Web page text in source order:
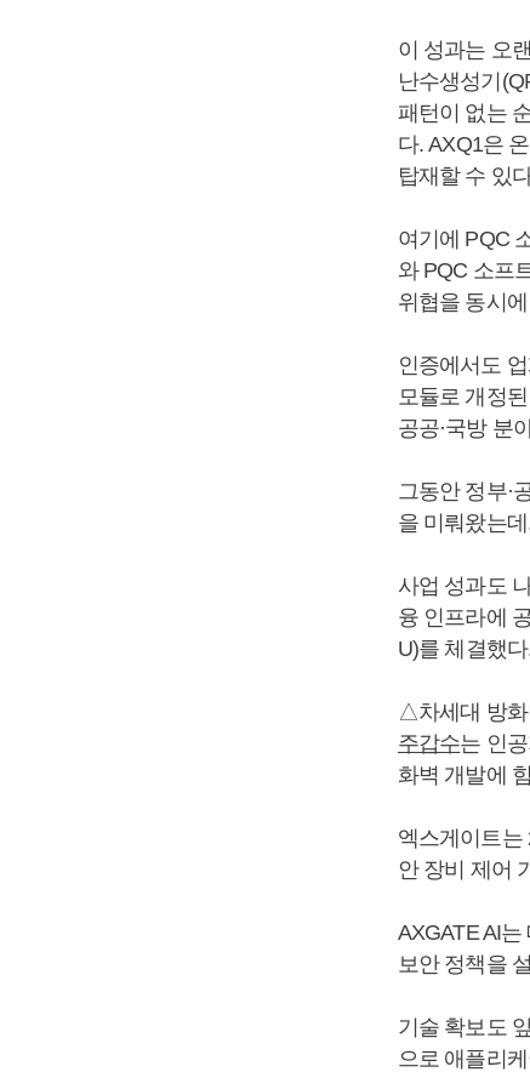
이 성과는 오
난수생성기
패턴이 없는
다. AXQ1은
탑재할 수 있
여기에 PQC
와 PQC 소프
위협을 동시
인증에서도
모듈로 개정
공공·국방 분
그동안 정부·
을 미뤄왔는
사업 성과도
융 인프라에
U)를 체결했
△차세대 방화
주갑수는 인
화벽 개발에
엑스게이트는
안 장비 제어
AXGATE AI
보안 정책을
기술 확보도
으로 애플리